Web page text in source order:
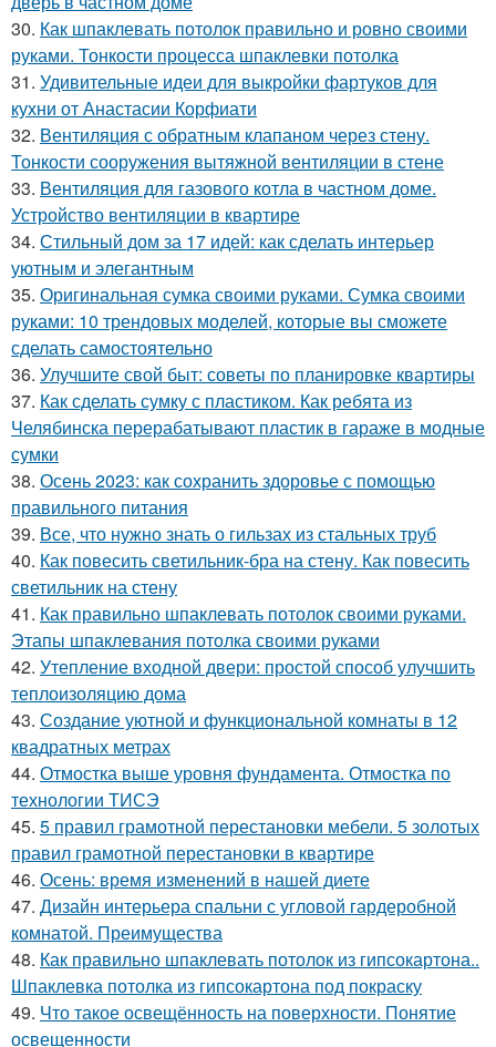
30. Как шпаклевать потолок правильно и ровно своими
руками. Тонкости процесса шпаклевки потолка
31. Удивительные идеи для выкройки фартуков для
кухни от Анастасии Корфиати
32. Вентиляция с обратным клапаном через стену.
Тонкости сооружения вытяжной вентиляции в стене
33. Вентиляция для газового котла в частном доме.
Устройство вентиляции в квартире
34. Стильный дом за 17 идей: как сделать интерьер
уютным и элегантным
35. Оригинальная сумка своими руками. Сумка своими
руками: 10 трендовых моделей, которые вы сможете
сделать самостоятельно
36. Улучшите свой быт: советы по планировке квартиры
37. Как сделать сумку с пластиком. Как ребята из
Челябинска перерабатывают пластик в гараже в модные
сумки
38. Осень 2023: как сохранить здоровье с помощью
правильного питания
39. Все, что нужно знать о гильзах из стальных труб
40. Как повесить светильник-бра на стену. Как повесить
светильник на стену
41. Как правильно шпаклевать потолок своими руками.
Этапы шпаклевания потолка своими руками
42. Утепление входной двери: простой способ улучшить
теплоизоляцию дома
43. Создание уютной и функциональной комнаты в 12
квадратных метрах
44. Отмостка выше уровня фундамента. Отмостка по
технологии ТИСЭ
45. 5 правил грамотной перестановки мебели. 5 золотых
правил грамотной перестановки в квартире
46. Осень: время изменений в нашей диете
47. Дизайн интерьера спальни с угловой гардеробной
комнатой. Преимущества
48. Как правильно шпаклевать потолок из гипсокартона..
Шпаклевка потолка из гипсокартона под покраску
49. Что такое освещённость на поверхности. Понятие
освещенности